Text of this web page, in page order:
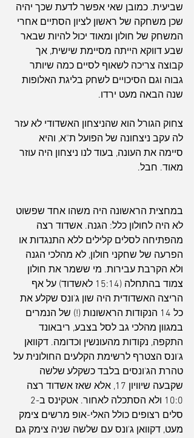
שביעית. כמובן שאי אפשר לדעת שכך יהיה
שכן משחקה של ראשון לציון הסתיים אחרי
המשחק של חולון ומאוד יכול להיות שבאר
שבע דווקא הייתה מסיימת שישית, אך
קבוצה צריכה לשאוף לסיים כמה שיותר
גבוה וגם הסיכויים לשחק בליגת האלופות
שנה הבאה מעט ירדו.
צחוק הגורל הוא שהניצחון האשדודי לא עזר
לה עקב ניצחונה של הפועל ת"א, והיא
סיימה את העונה, בעוד לנו ניצחון היה עוזר
מאוד. חבל.
במחצית הראשונה היה משהו אחד שפשוט
לא היה לחולון כלל: הגנה. אשדוד רצה
מהפתיחה לסלים קלילים ללא התנגדות או
הפרעה של שחקני חולון, לא מהלכי הגנה
ולא הקרבת עבירות. מי ששמר את חולון
צמוד בהתחלה (15:14 לאשדוד) על אף
הריצה האשדודית היה שון ג'ונס שקלע את
כל 14 הנקודות הראשונות (!) של הנמרים
במגוון מהלכי גב לסל בצבע, ריבאונד
התקפה, נקודות מהעונשין וכדומה. דקוואן
ג'ונס הצטרף לרשימת הקלעים החולונית על
טהרת הג'ונסים בלבד כשקלע שלשה
שקבעה שיוויון 17, אלא שאז אשדוד רצה
סלים רצופים כולל האלי-אופ מרשים צימק
מעט, דקוואן ג'ונס עם שלשה שניה צימק גם